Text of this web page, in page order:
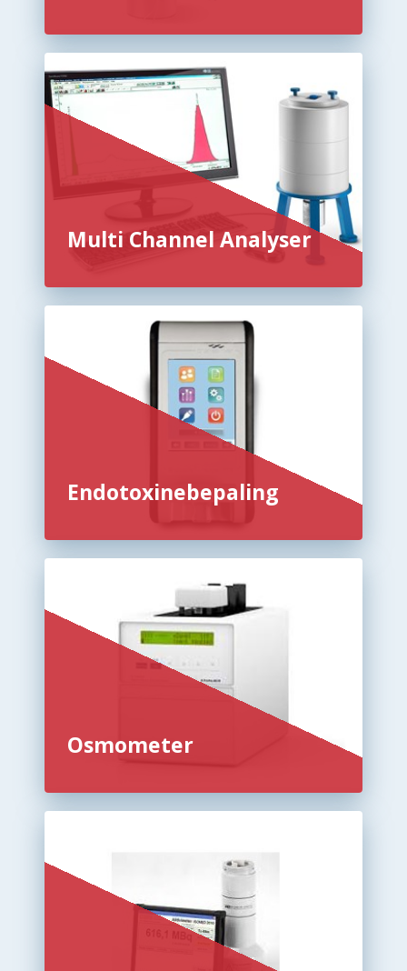
Multi Channel Analyser
Endotoxinebepaling
Osmometer